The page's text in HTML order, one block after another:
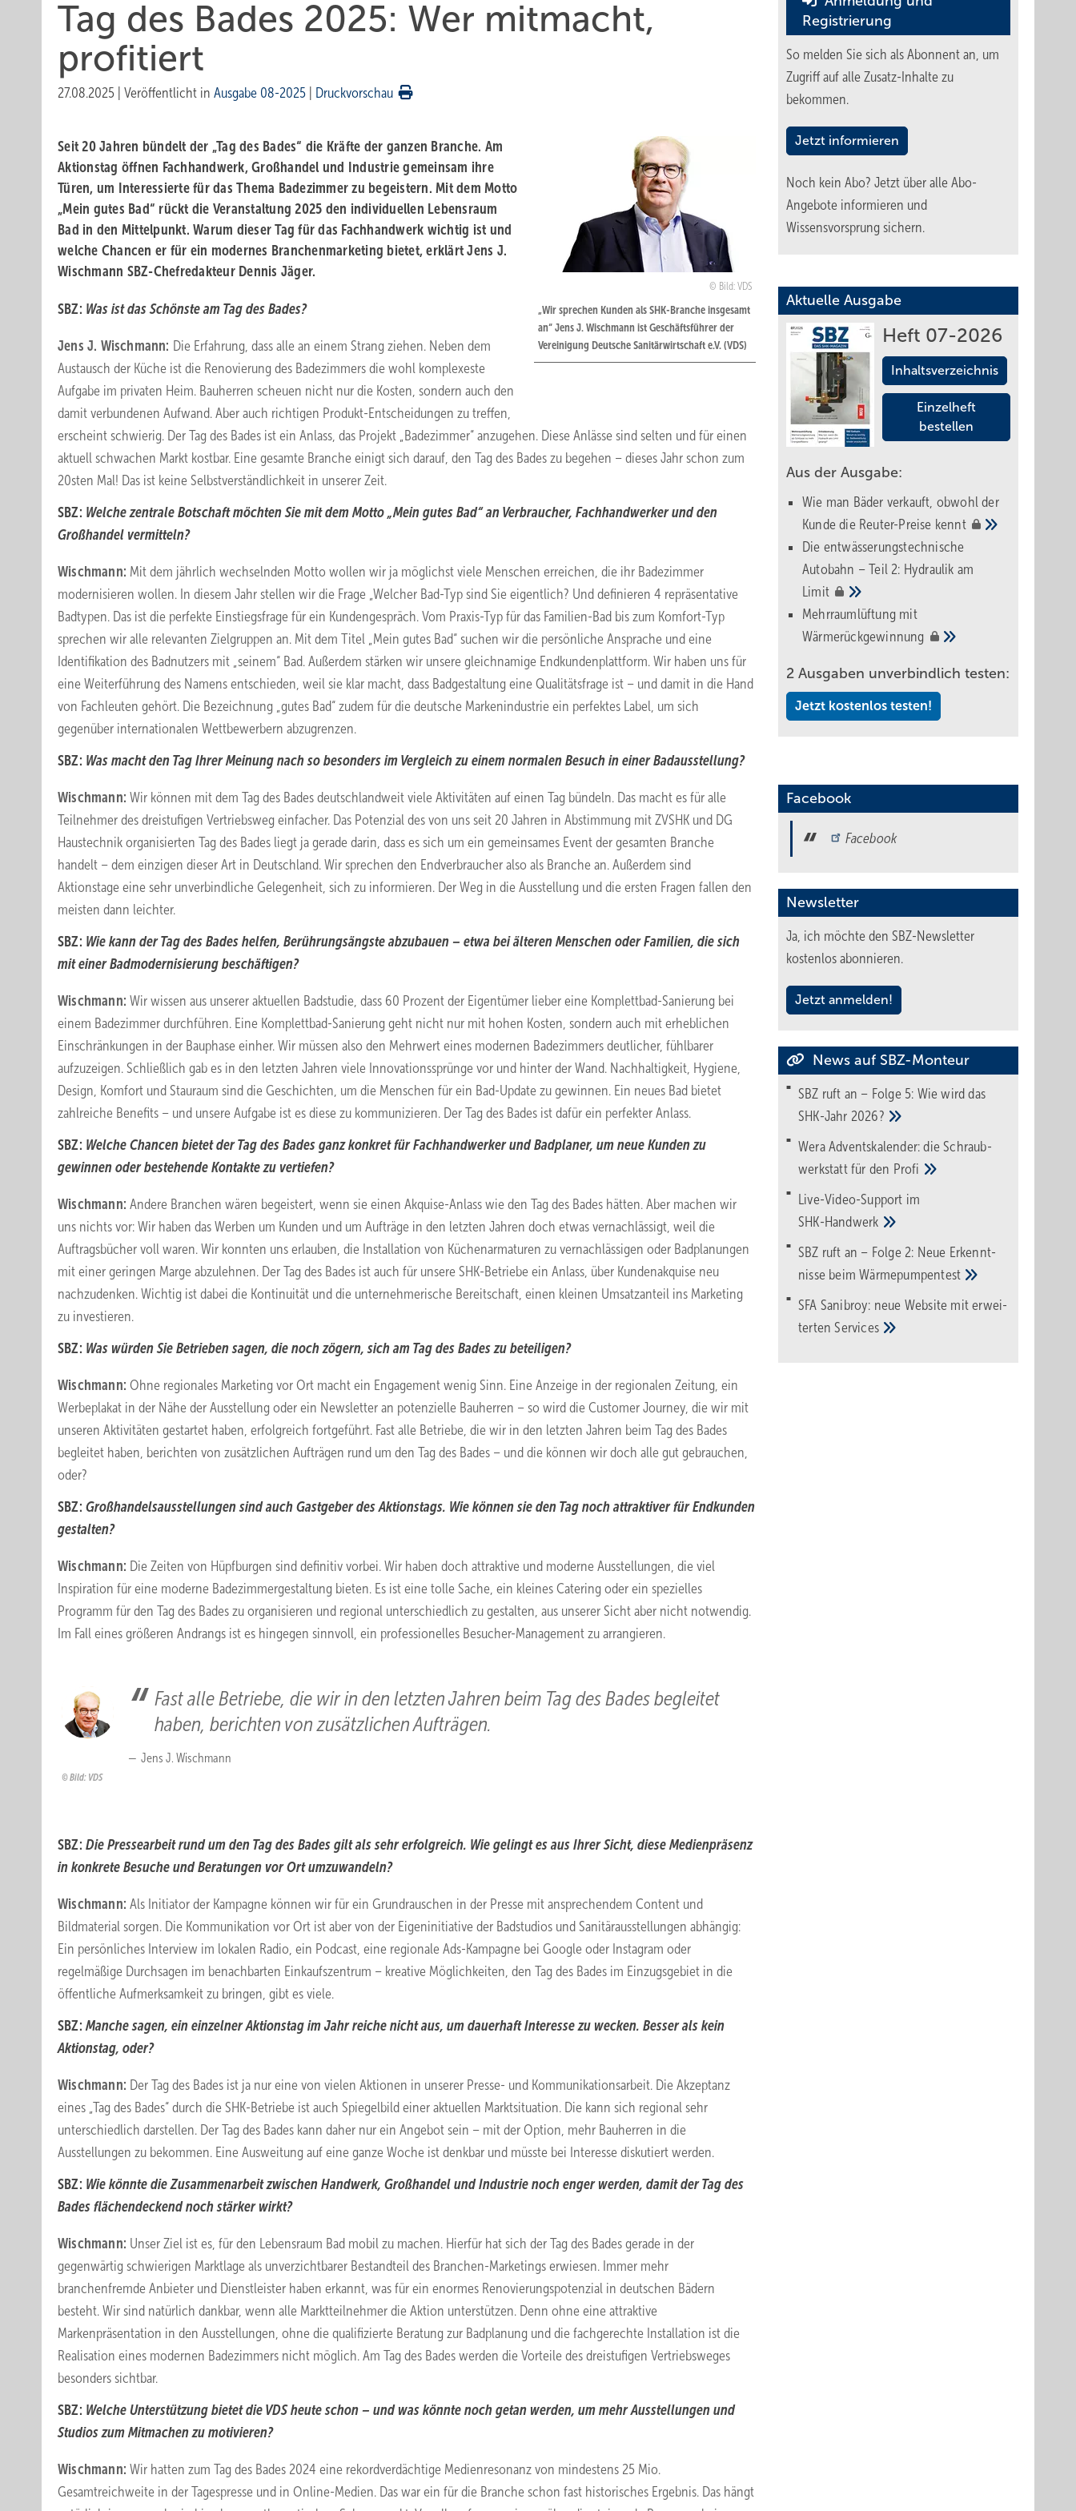
Tag des Bades 2025: Wer mitmacht,
profitiert
27.08.2025 Veröffentlicht in Ausgabe 08-2025 Druckvorschau
Bild: VDS
„Wir sprechen Kunden als ­SHK-Branche ­insgesamt
an“ Jens J. Wischmann ist Geschäftsführer der
Vereinigung Deutsche Sanitärwirtschaft e.V. (VDS)
Seit 20 Jahren bündelt der „Tag des Bades“ die Kräfte der ganzen Branche. Am
Aktionstag öffnen Fachhandwerk, Großhandel und Industrie gemeinsam ihre
Türen, um Interessierte für das Thema Badezimmer zu begeistern. Mit dem Motto
„Mein gutes Bad“ rückt die Veranstaltung 2025 den individuellen Lebensraum
Bad in den Mittelpunkt. Warum dieser Tag für das Fachhandwerk wichtig ist und
welche Chancen er für ein modernes Branchenmarketing bietet, erklärt Jens J.
Wischmann SBZ-Chefredakteur Dennis Jäger.
SBZ: Was ist das Schönste am Tag des Bades?
Jens J. Wischmann: Die Erfahrung, dass alle an einem Strang ziehen. Neben dem
Austausch der Küche ist die Renovierung des Badezimmers die wohl komplexeste
Aufgabe im privaten Heim. Bauherren scheuen nicht nur die Kosten, sondern auch den
damit verbundenen Aufwand. Aber auch richtigen Produkt-Entscheidungen zu treffen,
erscheint schwierig. Der Tag des Bades ist ein Anlass, das Projekt „Badezimmer“ anzugehen. Diese Anlässe sind selten und für einen
aktuell schwachen Markt kostbar. Eine gesamte Branche einigt sich darauf, den Tag des Bades zu begehen – dieses Jahr schon zum
20sten Mal! Das ist keine Selbstverständlichkeit in unserer Zeit.
SBZ: Welche zentrale Botschaft möchten Sie mit dem Motto „Mein gutes Bad“ an Verbraucher, Fachhandwerker und den
Großhandel vermitteln?
Wischmann: Mit dem jährlich wechselnden Motto wollen wir ja möglichst viele Menschen erreichen, die ihr Badezimmer
modernisieren wollen. In diesem Jahr stellen wir die Frage „Welcher Bad-Typ sind Sie eigentlich? Und definieren 4 repräsentative
Badtypen. Das ist die perfekte Einstiegsfrage für ein Kundengespräch. Vom Praxis-Typ für das Familien-Bad bis zum Komfort-Typ
sprechen wir alle relevanten Zielgruppen an. Mit dem ­Titel „Mein gutes Bad“ suchen wir die persönliche Ansprache und eine
Identifikation des Badnutzers mit „seinem“ Bad. Außerdem stärken wir unsere gleichnamige Endkundenplattform. Wir haben uns für
eine Weiterführung des Namens entschieden, weil sie klar macht, dass Badgestaltung eine Qualitätsfrage ist – und damit in die Hand
von Fachleuten gehört. Die Bezeichnung „gutes Bad“ zudem für die deutsche Markenindustrie ein perfektes Label, um sich
gegenüber internationalen Wettbewerbern abzugrenzen.
SBZ: Was macht den Tag Ihrer Meinung nach so besonders im Vergleich zu einem normalen Besuch in einer Badausstellung?
Wischmann: Wir können mit dem Tag des Bades deutschlandweit viele Aktivitäten auf einen Tag bündeln. Das macht es für alle
Teilnehmer des dreistufigen Vertriebsweg einfacher. Das Poten­zial des von uns seit 20 Jahren in Abstimmung mit ZVSHK und DG
Haustechnik organisierten Tag des Bades liegt ja gerade darin, dass es sich um ein gemeinsames Event der gesamten Branche
handelt – dem einzigen dieser Art in Deutschland. Wir sprechen den Endverbraucher also als Branche an. Außerdem sind
Aktionstage eine sehr unverbindliche Gelegenheit, sich zu informieren. Der Weg in die Ausstellung und die ersten Fragen fallen den
meisten dann leichter.
SBZ: Wie kann der Tag des Bades helfen, Berührungsängste abzubauen – etwa bei älteren Menschen oder Familien, die sich
mit einer Bad­modernisierung beschäftigen?
Wischmann: Wir wissen aus unserer aktuellen Badstudie, dass 60 Prozent der Eigentümer lieber eine Komplettbad-Sanierung bei
einem Badezimmer durchführen. Eine Komplettbad-Sanierung geht nicht nur mit hohen Kosten, sondern auch mit erheblichen
Einschränkungen in der Bauphase einher. Wir müssen also den Mehrwert eines modernen Badezimmers deutlicher, fühlbarer
aufzuzeigen. Schließlich gab es in den letzten Jahren viele Innovationssprünge vor und hinter der Wand. Nachhaltigkeit, Hygiene,
Design, Komfort und Stauraum sind die Geschichten, um die Menschen für ein Bad-Update zu gewinnen. Ein neues Bad bietet
zahlreiche Benefits – und unsere Aufgabe ist es diese zu kommunizieren. Der Tag des Bades ist dafür ein perfekter Anlass.
SBZ: Welche Chancen bietet der Tag des Bades ganz konkret für Fachhandwerker und Badplaner, um neue Kunden zu
gewinnen oder bestehende Kontakte zu vertiefen?
Wischmann: Andere Branchen wären begeistert, wenn sie einen Akquise-Anlass wie den Tag des Bades hätten. Aber machen wir
uns nichts vor: Wir haben das Werben um Kunden und um Aufträge in den letzten Jahren doch etwas vernachlässigt, weil die
Auftragsbücher voll waren. Wir konnten uns erlauben, die Installation von Küchenarmaturen zu vernachlässigen oder Badplanungen
mit einer geringen Marge abzulehnen. Der Tag des Bades ist auch für unsere SHK-Betriebe ein Anlass, über Kundenakquise neu
nachzudenken. Wichtig ist dabei die Kontinuität und die unternehmerische Bereitschaft, einen kleinen Umsatzanteil ins Marketing
zu investieren.
SBZ: Was würden Sie Betrieben sagen, die noch zögern, sich am Tag des Bades zu beteiligen?
Wischmann: Ohne regionales Marketing vor Ort macht ein Engagement wenig Sinn. Eine Anzeige in der regionalen Zeitung, ein
Werbeplakat in der Nähe der Ausstellung oder ein Newsletter an potenzielle Bauherren – so wird die Customer Journey, die wir mit
unseren Aktivitäten gestartet haben, erfolgreich fortgeführt. Fast alle Betriebe, die wir in den letzten Jahren beim Tag des Bades
begleitet haben, berichten von zusätzlichen Aufträgen rund um den Tag des Bades – und die können wir doch alle gut gebrauchen,
oder?
SBZ: Großhandelsausstellungen sind auch Gastgeber des Aktionstags. Wie können sie den Tag noch attraktiver für Endkunden
gestalten?
Wischmann: Die Zeiten von Hüpfburgen sind definitiv vorbei. Wir haben doch attraktive und moderne Ausstellungen, die viel
Inspiration für eine moderne Badezimmergestaltung bieten. Es ist eine tolle Sache, ein kleines Catering oder ein spezielles
Programm für den Tag des Bades zu organisieren und regional unterschiedlich zu gestalten, aus unserer Sicht aber nicht notwendig.
Im Fall eines größeren Andrangs ist es hingegen sinnvoll, ein professionelles Besucher-Management zu arrangieren.
Fast alle Betriebe, die wir in den letzten Jahren beim Tag des Bades begleitet
haben, berichten von zusätzlichen ­Auf­trägen.
Jens J. Wischmann
Bild: VDS
SBZ: Die Pressearbeit rund um den Tag des Bades gilt als sehr erfolgreich. Wie gelingt es aus Ihrer Sicht, diese Medienpräsenz
in konkrete Besuche und Beratungen vor Ort umzuwandeln?
Wischmann: Als Initiator der Kampagne können wir für ein Grundrauschen in der Presse mit ansprechendem Content und
Bildmaterial sorgen. Die Kommunikation vor Ort ist aber von der Eigeninitiative der Badstudios und Sanitärausstellungen abhängig:
Ein persönliches Interview im lokalen Radio, ein Podcast, eine regionale Ads-Kampagne bei Google oder Instagram oder
regelmäßige Durchsagen im benachbarten Einkaufszentrum – kreative Möglichkeiten, den Tag des Bades im Einzugsgebiet in die
öffentliche Aufmerksamkeit zu bringen, gibt es viele.
SBZ: Manche sagen, ein einzelner Aktionstag im Jahr reiche nicht aus, um dauerhaft Interesse zu wecken. Besser als kein
Aktionstag, oder?
Wischmann: Der Tag des Bades ist ja nur eine von vielen Aktionen in unserer Presse- und Kommunikationsarbeit. Die Akzeptanz
eines „Tag des Bades“ durch die SHK-Betriebe ist auch Spiegelbild einer aktuellen Marktsituation. Die kann sich regional sehr
unterschiedlich darstellen. Der Tag des Bades kann daher nur ein Angebot sein – mit der Option, mehr Bauherren in die
Ausstellungen zu bekommen. Eine Ausweitung auf eine ganze Woche ist denkbar und müsste bei Interesse diskutiert werden.
SBZ: Wie könnte die Zusammenarbeit zwischen Handwerk, Großhandel und Industrie noch enger werden, damit der Tag des
Bades flächendeckend noch stärker wirkt?
Wischmann: Unser Ziel ist es, für den Lebensraum Bad mobil zu machen. Hierfür hat sich der Tag des Bades gerade in der
gegenwärtig schwierigen Marktlage als unverzichtbarer Bestandteil des Branchen-Marketings erwiesen. Immer mehr
branchenfremde Anbieter und Dienstleister haben erkannt, was für ein enormes Renovierungspotenzial in deutschen Bädern
besteht. Wir sind natürlich dankbar, wenn alle Marktteilnehmer die Aktion unterstützen. Denn ohne eine attraktive
Markenpräsentation in den Ausstellungen, ohne die qualifizierte Beratung zur Badplanung und die fachgerechte Installation ist die
Realisation eines modernen Badezimmers nicht möglich. Am Tag des Bades werden die Vorteile des dreistufigen Vertriebsweges
besonders sichtbar.
SBZ: Welche Unterstützung bietet die VDS heute schon – und was könnte noch getan werden, um mehr Ausstellungen und
Studios zum Mitmachen zu motivieren?
Wischmann: Wir hatten zum Tag des Bades 2024 eine rekordverdächtige Medienresonanz von mindestens 25 Mio.
Gesamtreichweite in der Tagespresse und in Online-Medien. Das war ein für die Branche schon fast historisches Ergebnis. Das hängt
Registrierung
So melden Sie sich als Abonnent an, um
Zugriff auf alle Zusatz-Inhalte zu
bekommen.
Jetzt informieren
Noch kein Abo? Jetzt über alle Abo-
Angebote informieren und
Wissensvorsprung sichern.
Aktuelle Ausgabe
Heft 07-2026
Inhaltsverzeichnis
Einzelheft
bestellen
Aus der Ausgabe:
Wie man Bäder verkauft, obwohl der
Kunde die Reuter-Preise kennt
Die entwässerungstechnische
Autobahn – Teil 2: Hydraulik am
Limit
Mehrraumlüftung mit
Wärmerückgewinnung
2 Ausgaben unverbindlich testen:
Jetzt kostenlos testen!
Facebook
Facebook
Newsletter
Ja, ich möchte den SBZ-Newsletter
kostenlos abonnieren.
Jetzt anmelden!
News auf SBZ-Monteur
SBZ ruft an – Folge 5: Wie wird das
SHK-Jahr 2026?
Wera Adventskalender: die Schraub­
werk­statt für den Pro­fi
Live-Video-Support im
SHK-Handwerk
SBZ ruft an – Folge 2: Neue Erkennt­
nisse beimWärme­pumpen­test
SFA Sanibroy: neue Web­site mit erwei­
tertenServices